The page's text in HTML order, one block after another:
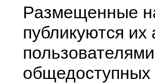
Размещенные
публикуются
общедоступных